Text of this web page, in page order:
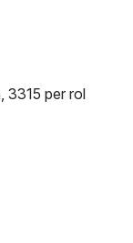
3315 per rol